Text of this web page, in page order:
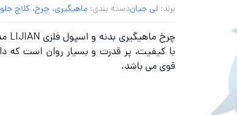
نگه دار ماهیگیری
ماهیگیری
برند: لی جیاندسته بندی:ماهیگیری، چرخ، کلاچ جلو
قوی می باشد.